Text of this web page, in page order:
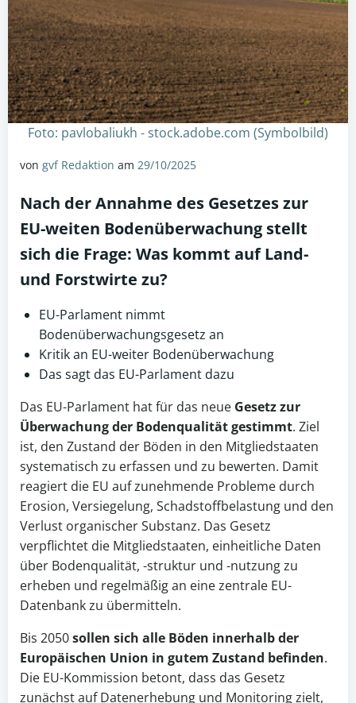
Foto: pavlobaliukh - stock.adobe.com (Symbolbild)
von gvf Redaktion am 29/10/2025
Nach der Annahme des Gesetzes zur
EU-weiten Bodenüberwachung stellt
sich die Frage: Was kommt auf Land-
und Forstwirte zu?
EU-Parlament nimmt
Bodenüberwachungsgesetz an
Kritik an EU-weiter Bodenüberwachung
Das sagt das EU-Parlament dazu
Das EU-Parlament hat für das neue Gesetzzur
Überwachung der Bodenqualität gestimmt. Ziel
ist, den Zustand der Böden in den Mitgliedstaaten
systematisch zu erfassen und zu bewerten. Damit
reagiert die EU auf zunehmende Probleme durch
Erosion, Versiegelung, Schadstoffbelastung und den
Verlust organischer Substanz. Das Gesetz
verpflichtet die Mitgliedstaaten, einheitliche Daten
über Bodenqualität, -struktur und -nutzung zu
erheben und regelmäßig an eine zentrale EU-
Datenbank zu übermitteln.
Bis 2050sollen sich alle Böden innerhalb der
Europäischen Union in gutem Zustand befinden.
Die EU-Kommission betont, dass das Gesetz
zunächst auf Datenerhebung und Monitoring zielt,